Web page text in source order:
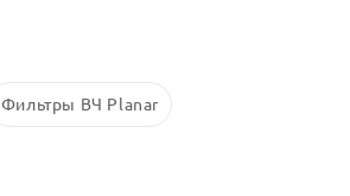
Фильтры ВЧ Planar